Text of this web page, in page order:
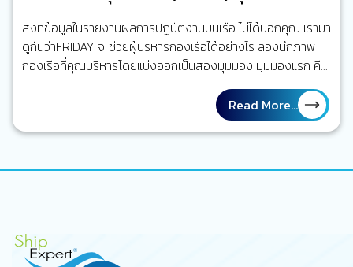
สิ่งที่ข้อมูลในรายงานผลการปฏิบัติงานบนเรือ ไม่ได้บอกคุณ เรามา
ดูกันว่าFRIDAY จะช่วยผู้บริหารกองเรือได้อย่างไร ลองนึกภาพ
กองเรือที่คุณบริหารโดยแบ่งออกเป็นสองมุมมอง มุมมองแรก คือ
กองเรือที่ถูกรายงานผลการปฏิบัติงานในรายงานกระดาษ ตาราง
ซ่อมบำรุงเรือถูกวางแผนไว้เป็นอย่างดีตรงตามเวลา งานบนเรือที่
จะต้องทำต่าง ๆ ถูกทำเครื่องหมายว่าแล้วเสร็จ รายงานทุกฉบับ
ถูกส่งตรงเวลา ทุกอย่างดูเป็นระเบียบ และอยู่ภายใต้การจัดการ
รายการซ่อมทำอาจจะถูกเลื่อนเพราะไม่มีอะไหล่สนับสนุน และบาง
ปัญหายังไม่เคยถูกรายงานถึงสำนักงานใหญ่…
Read More...